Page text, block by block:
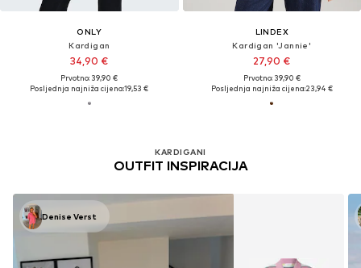
ONLY
Kardigan
34,90 €
Prvotno: 39,90 €
Posljednja najniža cijena:19,53 €
LINDEX
Kardigan 'Jannie'
27,90 €
Prvotno: 39,90 €
Posljednja najniža cijena:23,94 €
KARDIGANI
OUTFIT INSPIRACIJA
Denise Verst